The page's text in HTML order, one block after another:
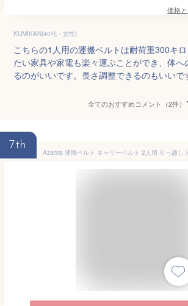
価格
KUMIKAN(40代・女性)
こちらの1人用の運搬ベルトは耐荷重300キ
たい家具や家電も楽々運ぶことができ、体へ
るのがいいです。長さ調整できるのもいいで
全てのおすすめコメント（2件）
7th